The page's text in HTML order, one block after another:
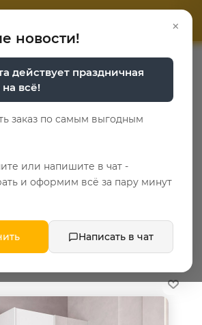
0
в прихожую
Мебель для прихожей —
Шкаф-купе в прихожую
×
новости!
действует праздничная
всё!
заказ по самым выгодным
или напишите в чат -
и оформим всё за пару минут
Написать в чат